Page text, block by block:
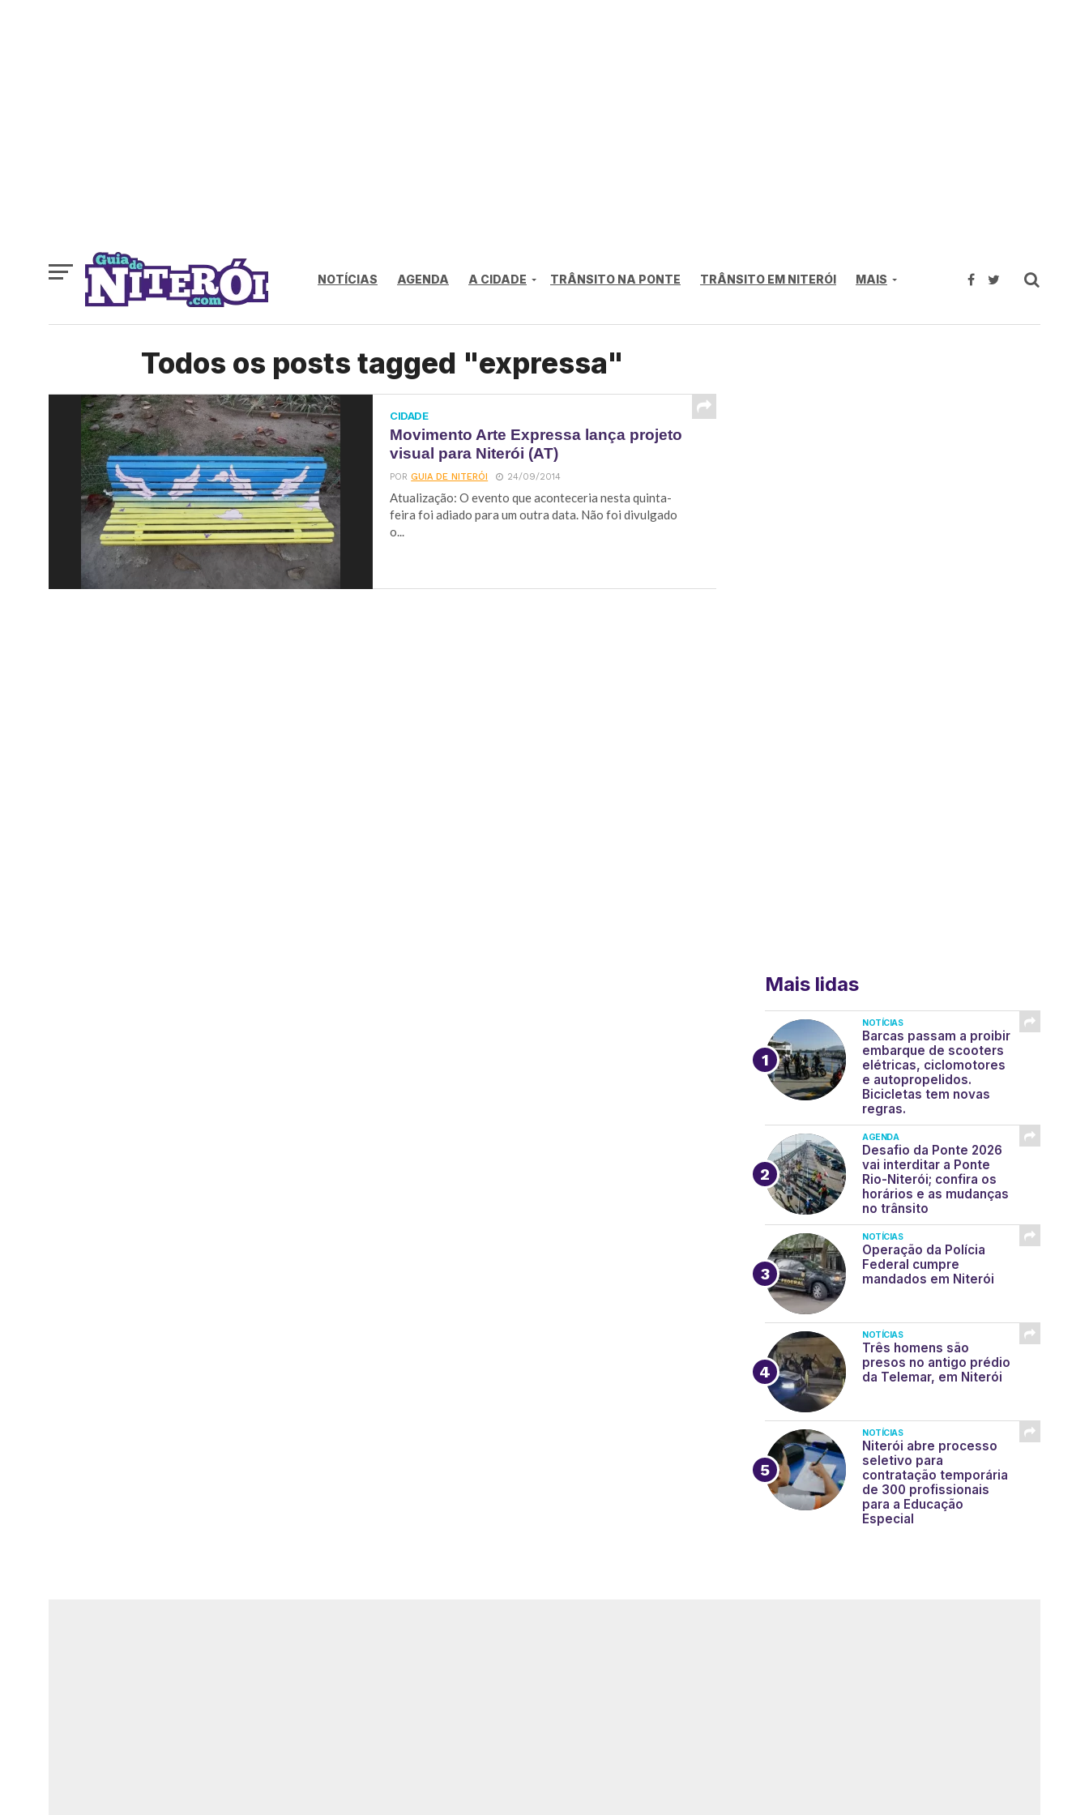
NOTÍCIAS AGENDA A CIDADE TRÂNSITO NA PONTE TRÂNSITO EM NITERÓI MAIS
Todos os posts tagged "expressa"
CIDADE
Movimento Arte Expressa lança projeto
visual para Niterói (AT)
PORGUIA DE NITERÓI 24/09/2014
Atualização: O evento que aconteceria nesta quinta-
feira foi adiado para um outra data. Não foi divulgado
o...
Mais lidas
NOTÍCIAS
Barcas passam a proibir
embarque de scooters
elétricas, ciclomotores
e autopropelidos.
Bicicletas tem novas
regras.
AGENDA
Desafio da Ponte 2026
vai interditar a Ponte
Rio-Niterói; confira os
horários e as mudanças
no trânsito
NOTÍCIAS
Operação da Polícia
Federal cumpre
mandados em Niterói
NOTÍCIAS
Três homens são
presos no antigo prédio
da Telemar, em Niterói
NOTÍCIAS
Niterói abre processo
seletivo para
contratação temporária
de 300 profissionais
para a Educação
Especial